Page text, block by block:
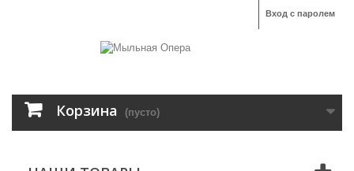
Вход с паролем
Корзина (пусто)